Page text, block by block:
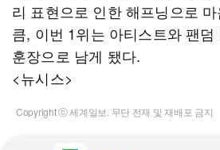
리 표현으로 인한 해프닝으로
큼, 이번 1위는 아티스트와 팬
훈장으로 남게 됐다.
<뉴시스>
Copyright ⓒ 세계일보. 무단 전재 및 재배포 금지